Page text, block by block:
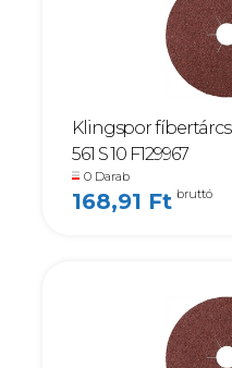
Klingspor
561 S 10 F129967
0 Darab
168,91 Ft bruttó